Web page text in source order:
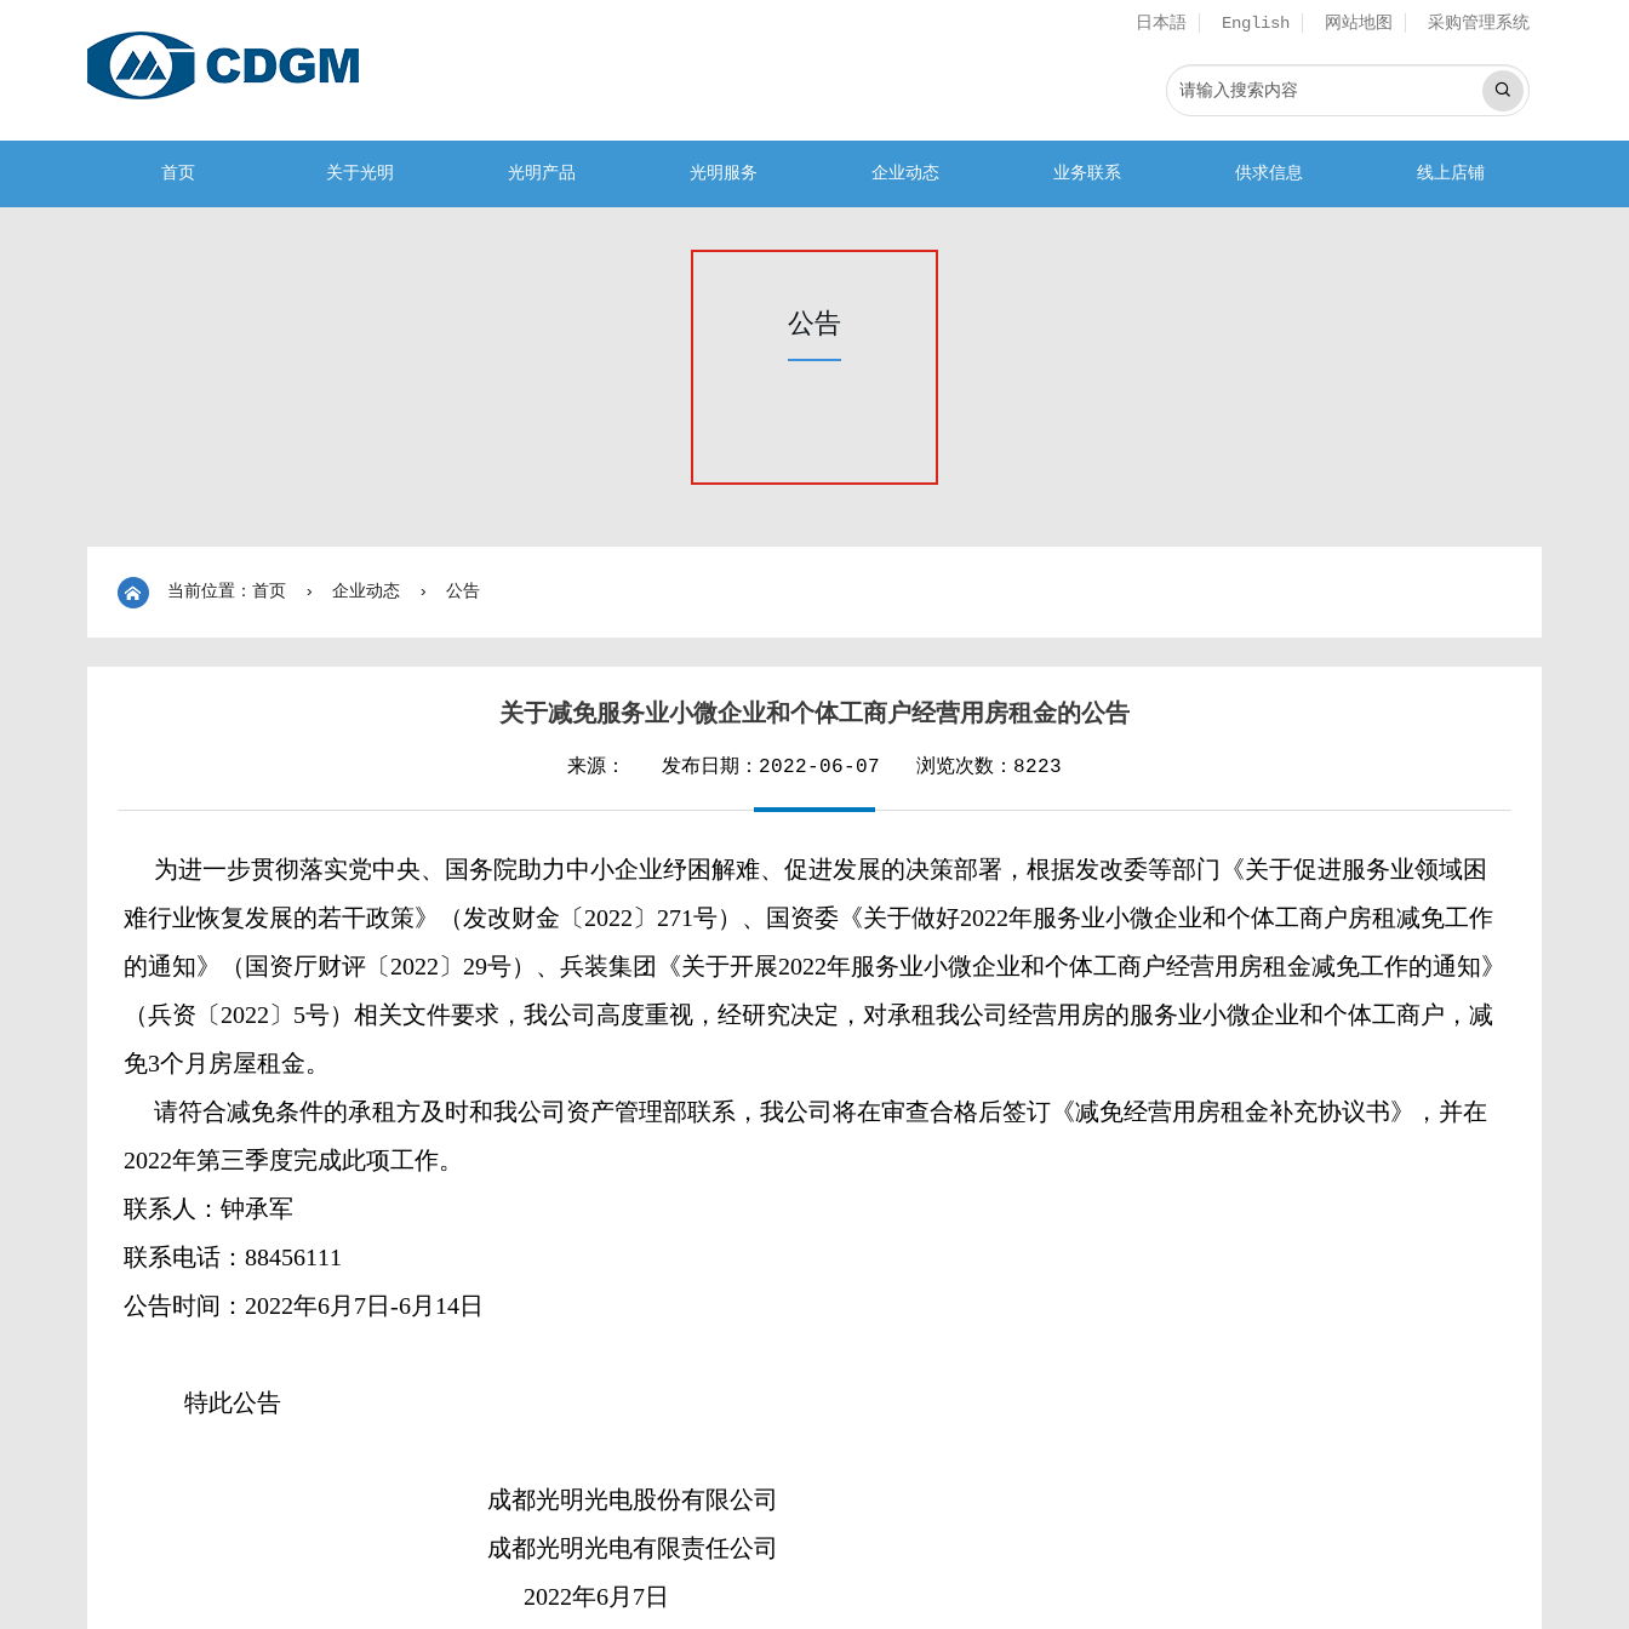
日本語 English 网站地图 采购管理系统
首页 关于光明 光明产品 光明服务 企业动态 业务联系 供求信息 线上店铺
公告
当前位置：首页 › 企业动态 › 公告
关于减免服务业小微企业和个体工商户经营用房租金的公告
来源： 发布日期：2022-06-07 浏览次数：8223
为进一步贯彻落实党中央、国务院助力中小企业纾困解难、促进发展的决策部署，根据发改委等部门《关于促进服务业领域困
难行业恢复发展的若干政策》（发改财金〔2022〕271号）、国资委《关于做好2022年服务业小微企业和个体工商户房租减免工作
的通知》（国资厅财评〔2022〕29号）、兵装集团《关于开展2022年服务业小微企业和个体工商户经营用房租金减免工作的通知》
（兵资〔2022〕5号）相关文件要求 ，我公司高度重视，经研究决定，对承租我公司经营用房的服务业小微企业和个体工商户，减
免3个月房屋租金。
请符合减免条件的承租方及时和我公司资产管理部联系，我公司将在审查合格后签订《减免经营用房租金补充协议书》，并在
2022年第三季度完成此项工作。
联系人：钟承军
联系电话：88456111
公告时间：2022年6月7日-6月14日
特此公告
成都光明光电股份有限公司
成都光明光电有限责任公司
2022年6月7日